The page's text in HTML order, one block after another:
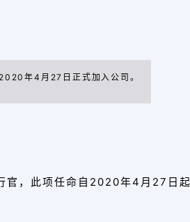
年4月27日正式加入公司。
官 ，此项任命 自2020年4月27日